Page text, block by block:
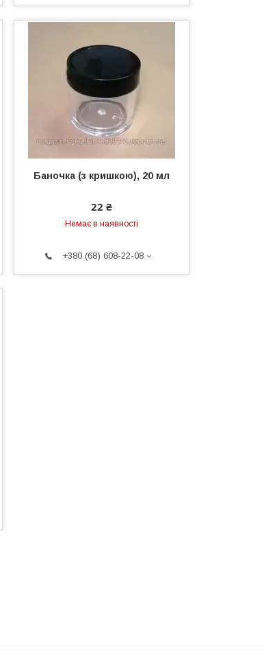
Баночка (з кришкою), 20 мл
22 ₴
Немає в наявності
+380 (68) 608-22-08